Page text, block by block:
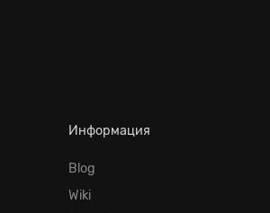
Информация
Blog
Wiki